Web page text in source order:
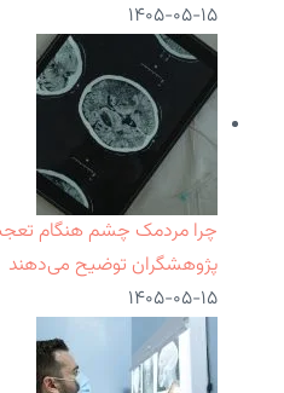
۱۴۰۵-۰۵-۱۵
چرا مردمک چشم هنگام
پژوهشگران توضیح می‌دهند
۱۴۰۵-۰۵-۱۵